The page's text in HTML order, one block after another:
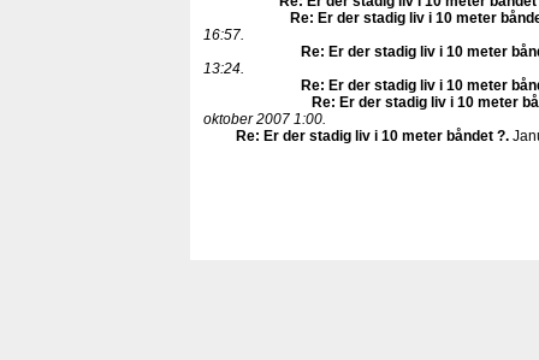
Re: Er der stadig liv i 10 meter
16:57.
Re: Er der stadig liv i 10 meter
13:24.
Re: Er der stadig liv i 10 meter
Re: Er der stadig liv i 10 meter
oktober 2007 1:00.
Re: Er der stadig liv i 10 meter båndet ?.